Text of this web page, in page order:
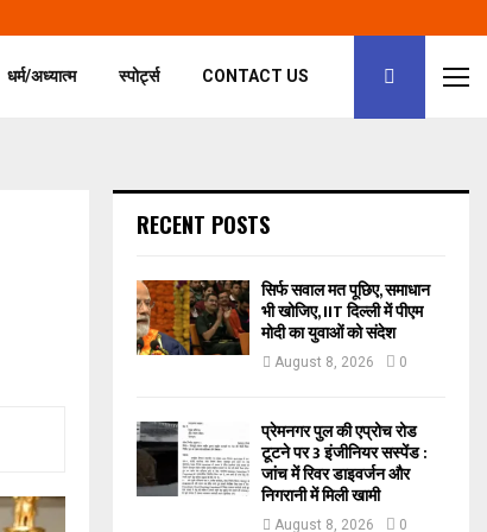
धर्म/अध्यात्म स्पोर्ट्स CONTACT US
RECENT POSTS
सिर्फ सवाल मत पूछिए, समाधान
भी खोजिए, IIT दिल्ली में पीएम
मोदी का युवाओं को संदेश
August 8, 2026 0
प्रेमनगर पुल की एप्रोच रोड
टूटने पर 3 इंजीनियर सस्पेंड :
जांच में रिवर डाइवर्जन और
निगरानी में मिली खामी
August 8, 2026 0